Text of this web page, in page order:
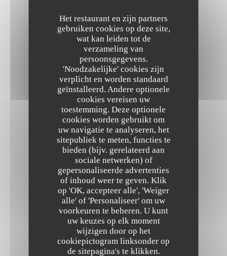
Het restaurant en zijn partners
gebruiken cookies op deze site,
wat kan leiden tot de
verzameling van
persoonsgegevens.
'Noodzakelijke' cookies zijn
verplicht en worden standaard
geïnstalleerd. Andere optionele
cookies vereisen uw
toestemming. Deze optionele
cookies worden gebruikt om
uw navigatie te analyseren, het
sitepubliek te meten, functies te
bieden (bijv. gerelateerd aan
sociale netwerken) of
gepersonaliseerde advertenties
of inhoud weer te geven. Klik
op 'OK, accepteer alle', 'Weiger
alle' of 'Personaliseer' om uw
voorkeuren te beheren. U kunt
uw keuzes op elk moment
wijzigen door op het
cookiepictogram linksonder op
de sitepagina's te klikken.
Tiphaine
The Friendly Kitchen